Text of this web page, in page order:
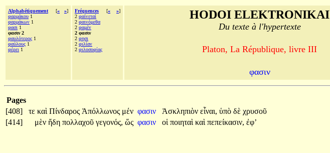
Alphabétiquement [« »]
φαρμάκου 1
φαρμάκων 1
φασι 1
φασιν 2
φαυλότερος 1
φαύλους 1
φέρει 1
Fréquences [« »]
2 φαίνεταί
2 φαινόμεθα
2 φαμὲν
2 φασιν
2 φησι
2 φιλίαν
2 φιλοσοφίας
HODOI ELEKTRONIKAI
Du texte à l'hypertexte
Platon, La République, livre III
φασιν
Pages
[408]
τε καὶ Πίνδαρος Ἀπόλλωνος μέν φασιν Ἀσκληπιὸν εἶναι, ὑπὸ δὲ χρυσοῦ
[414]
μὲν ἤδη πολλαχοῦ γεγονός, ὥς φασιν οἱ ποιηταὶ καὶ πεπείκασιν, ἐφ’